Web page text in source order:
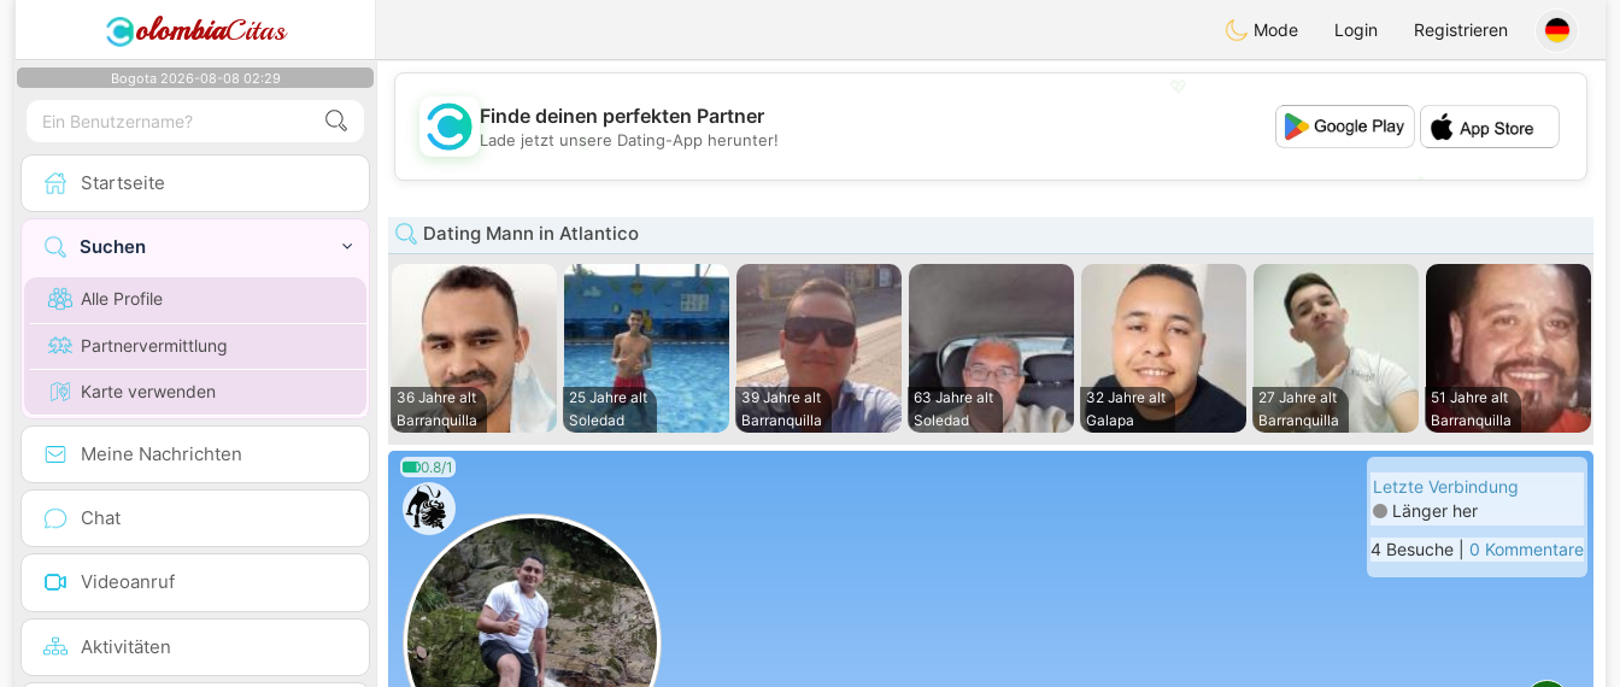
olombiaCitas Mode Login Registrieren
Bogota 2026-08-08 02:29
Startseite
Suchen
Alle Profile
Partnervermittlung
Karte verwenden
Meine Nachrichten
Chat
Videoanruf
Aktivitäten
💖
💕
Finde deinen perfekten Partner
Lade jetzt unsere Dating-App herunter!
Dating Mann in Atlantico
36 Jahre alt
Barranquilla
25 Jahre alt
Soledad
39 Jahre alt
Barranquilla
63 Jahre alt
Soledad
32 Jahre alt
Galapa
27 Jahre alt
Barranquilla
51 Jahre alt
Barranquilla
0.8/1
Letzte Verbindung
Länger her
4 Besuche | 0 Kommentare